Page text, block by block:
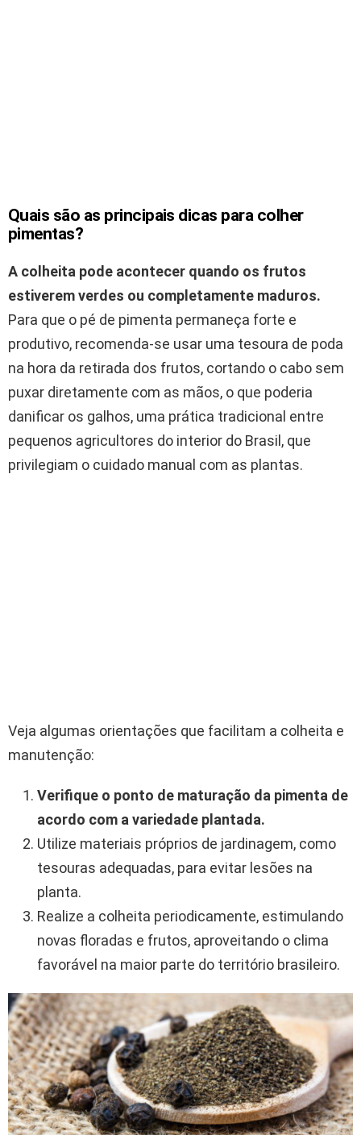
Quais são as principais dicas para colher
pimentas?
A colheita pode acontecer quando os frutos
estiverem verdes ou completamente maduros.
Para que o pé de pimenta permaneça forte e
produtivo, recomenda-se usar uma tesoura de poda
na hora da retirada dos frutos, cortando o cabo sem
puxar diretamente com as mãos, o que poderia
danificar os galhos, uma prática tradicional entre
pequenos agricultores do interior do Brasil, que
privilegiam o cuidado manual com as plantas.
Veja algumas orientações que facilitam a colheita e
manutenção:
Verifique o ponto de maturação da pimenta de
acordo com a variedade plantada.
Utilize materiais próprios de jardinagem, como
tesouras adequadas, para evitar lesões na
planta.
Realize a colheita periodicamente, estimulando
novas floradas e frutos, aproveitando o clima
favorável na maior parte do território brasileiro.